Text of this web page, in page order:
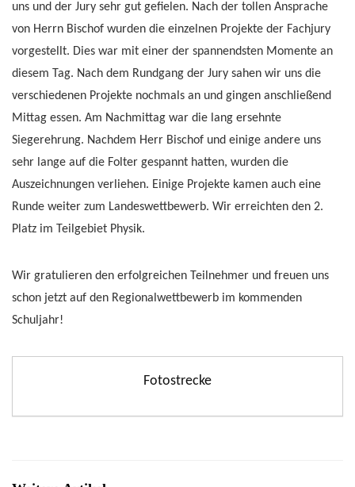
uns und der Jury sehr gut gefielen. Nach der tollen Ansprache
von Herrn Bischof wurden die einzelnen Projekte der Fachjury
vorgestellt. Dies war mit einer der spannendsten Momente an
diesem Tag. Nach dem Rundgang der Jury sahen wir uns die
verschiedenen Projekte nochmals an und gingen anschließend
Mittag essen. Am Nachmittag war die lang ersehnte
Siegerehrung. Nachdem Herr Bischof und einige andere uns
sehr lange auf die Folter gespannt hatten, wurden die
Auszeichnungen verliehen. Einige Projekte kamen auch eine
Runde weiter zum Landeswettbewerb. Wir erreichten den 2.
Platz im Teilgebiet Physik.
Wir gratulieren den erfolgreichen Teilnehmer und freuen uns
schon jetzt auf den Regionalwettbewerb im kommenden
Schuljahr!
Fotostrecke